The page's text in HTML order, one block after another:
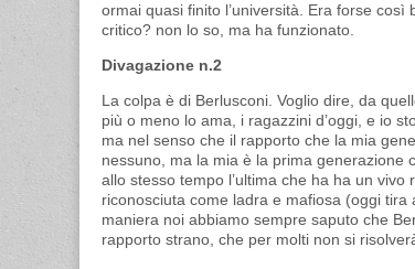
ormai quasi finito l’università. Era forse
critico? non lo so, ma ha funzionato.
Divagazione n.2
La colpa è di Berlusconi. Voglio dire, da
più o meno lo ama, i ragazzini d’oggi, e io
ma nel senso che il rapporto che la mia
nessuno, ma la mia è la prima generazione
allo stesso tempo l’ultima che ha ha un
riconosciuta come ladra e mafiosa (oggi
maniera noi abbiamo sempre saputo che
rapporto strano, che per molti non si